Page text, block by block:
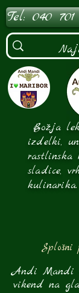
Božja
izdelki,
rastlinska
sladice,
kulinarika.
Andi Mandi
vikend na
Tel: 040
Splošni